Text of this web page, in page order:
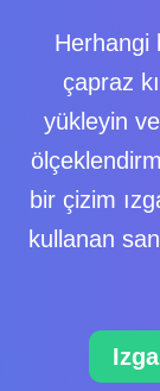
Herhangi
çapraz
yükleyin
bir çizim
kullanan